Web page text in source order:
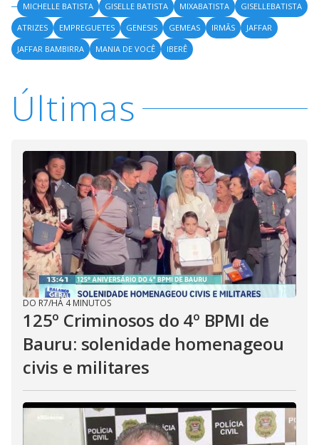
MICHELLE BATISTA GISELLE BATISTA MIXABATISTA
GISELLEBATISTA
ATRIZES
EMPREGUETES GENESIS GEMEAS IRMÃS
JAFFAR
JAFFAR BAMBIRRA
MANIA DE VOCÊ IBERÊ
Últimas
DO R7/HÁ 4 MINUTOS
125º Criminosos do 4º BPMI de
Bauru: solenidade homenageou
civis e militares